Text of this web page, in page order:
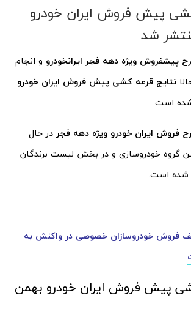
پیش فروش ایران خودرو
پیشفروش ویژه دهه فجر ایرانخودرو و انجام
نتایج قرعه کشی پیش فروش ایران خودرو
است.
فروش ایران خودرو ویژه دهه فجر در حال
گروه خودروسازی و در بخش لیست برندگان
شده است.
فروش خودروسازان خصوصی در واکنش به
پیش فروش ایران خودرو بهمن